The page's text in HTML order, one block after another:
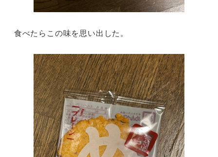
食べたらこの味を思い出した。